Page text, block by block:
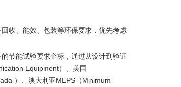
收、能效、包装等环保要求，优先考虑
节能试验要求企标，通过从设计到验证
Equipment）、美国
）、澳大利亚MEPS（Minimum